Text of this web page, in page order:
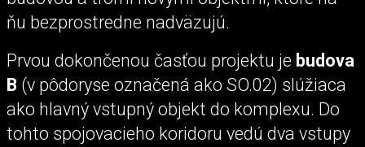
ňu bezprostredne nadväzujú.
Prvou dokončenou časťou projektu je budova
B (v pôdoryse označená ako SO.02) slúžiaca
ako hlavný vstupný objekt do komplexu. Do
tohto spojovacieho koridoru vedú dva vstupy